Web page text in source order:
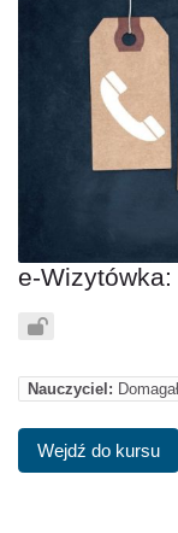
e-Wizytówka:
Nauczyciel:
Wejdź do kursu